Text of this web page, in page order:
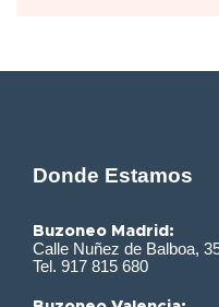
Donde Estamos
Buzoneo Madrid:
Calle Nuñez de Balboa,
Tel. 917 815 680